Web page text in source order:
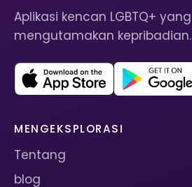
Aplikasi kencan LGBTQ+ yang
mengutamakan kepribadian.
MENGEKSPLORASI
Tentang
blog